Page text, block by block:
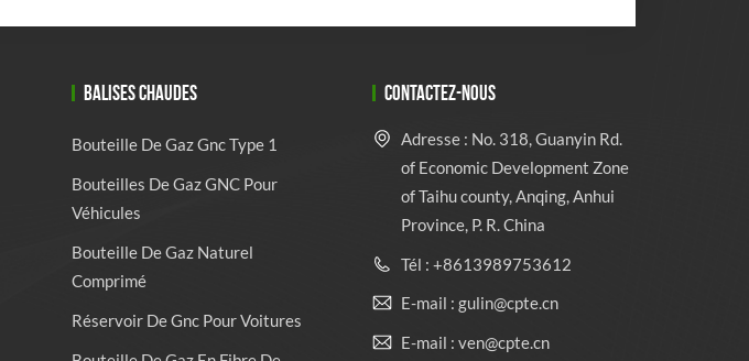
BALISES CHAUDES
Bouteille De Gaz Gnc Type 1
Bouteilles De Gaz GNC Pour
Véhicules
Bouteille De Gaz Naturel
Comprimé
Réservoir De Gnc Pour Voitures
CONTACTEZ-NOUS
Adresse : No. 318, Guanyin Rd.
of Economic Development Zone
of Taihu county, Anqing, Anhui
Province, P. R. China
Tél : +8613989753612
E-mail : gulin@cpte.cn
E-mail : ven@cpte.cn